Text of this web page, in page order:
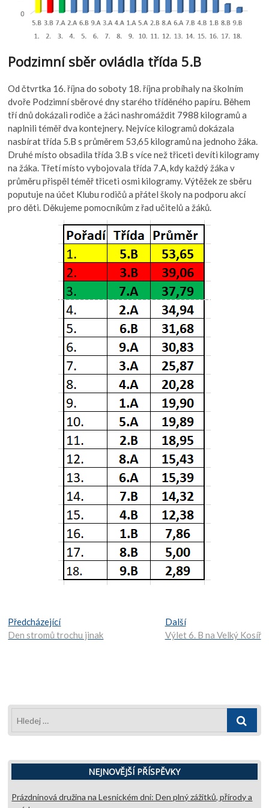
Podzimní sběr ovládla třída 5.B
Od čtvrtka 16. října do soboty 18. října probíhaly na školním
dvoře Podzimní sběrové dny starého tříděného papíru. Během
tří dnů dokázali rodiče a žáci nashromáždit 7988 kilogramů a
naplnili téměř dva kontejnery. Nejvíce kilogramů dokázala
nasbírat třída 5.B s průměrem 53,65 kilogramů na jednoho žáka.
Druhé místo obsadila třída 3.B s více než třiceti devíti kilogramy
na žáka. Třetí místo vybojovala třída 7.A, kdy každý žáka v
průměru přispěl téměř třiceti osmi kilogramy. Výtěžek ze sběru
poputuje na účet Klubu rodičů a přátel školy na podporu akcí
pro děti. Děkujeme pomocníkům z řad učitelů a žáků.
Navigace
pro
PředcházejícíPředcházející:
Den stromů trochu jinak
DalšíDalší:
Výlet 6. B na Velký Kosíř
Hledej
NEJNOVĚJŠÍ PŘÍSPĚVKY
Prázdninová družina na Lesnickém dni: Den plný zážitků, přírody a